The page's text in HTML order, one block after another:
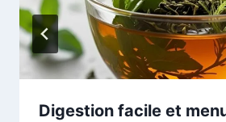
Digestion facile et